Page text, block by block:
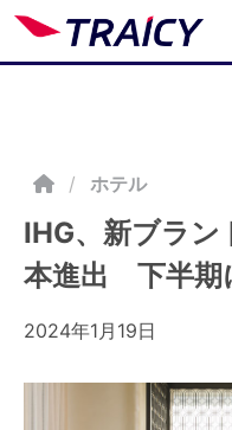
/ ホテル
IHG、新ブラン
本進出 下半期
2024年1月19日